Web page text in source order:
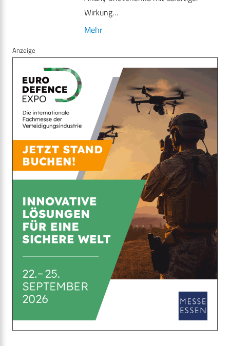
Wirkung…
Mehr
Anzeige